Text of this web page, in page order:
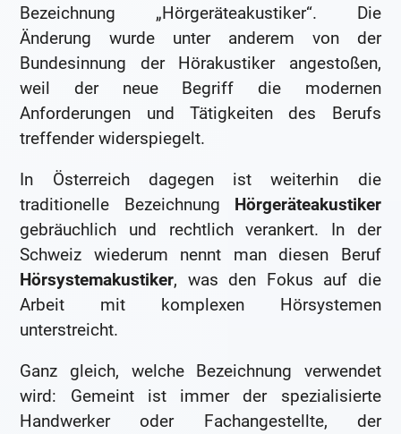
Bezeichnung „Hörgeräteakustiker“. Die
Änderung wurde unter anderem von der
Bundesinnung der Hörakustiker angestoßen,
weil der neue Begriff die modernen
Anforderungen und Tätigkeiten des Berufs
treffender widerspiegelt.
In Österreich dagegen ist weiterhin die
traditionelle Bezeichnung Hörgeräteakustiker
gebräuchlich und rechtlich verankert. In der
Schweiz wiederum nennt man diesen Beruf
Hörsystemakustiker, was den Fokus auf die
Arbeit mit komplexen Hörsystemen
unterstreicht.
Ganz gleich, welche Bezeichnung verwendet
wird: Gemeint ist immer der spezialisierte
Handwerker oder Fachangestellte, der